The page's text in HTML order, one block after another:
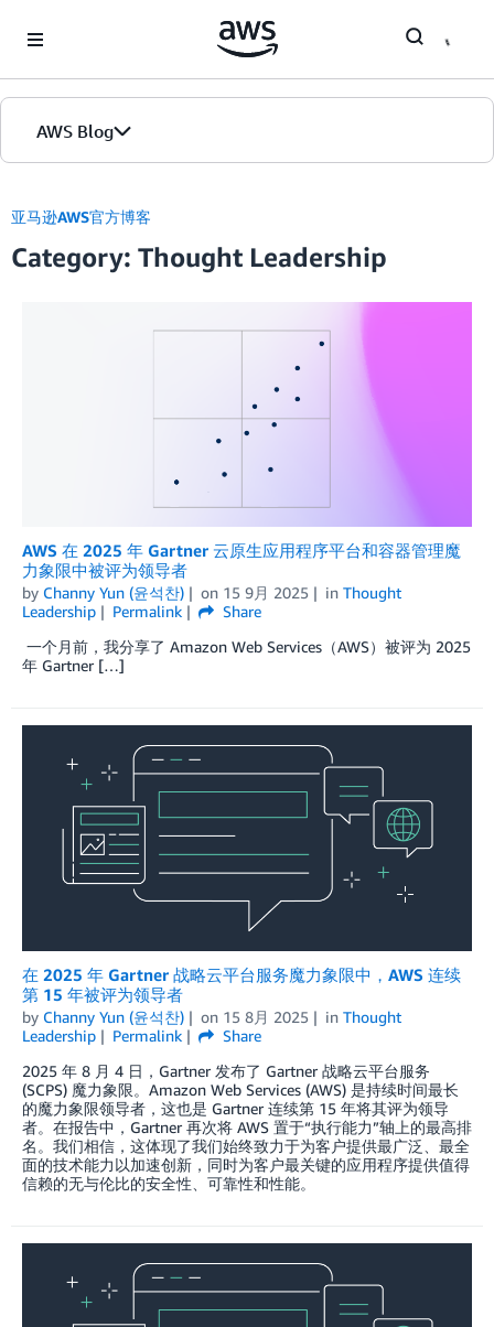
AWS Blog
首页
版本
亚马逊AWS官方博客
Category: Thought Leadership
AWS 在 2025 年 Gartner 云原生应用程序平台和容器管理魔
力象限中被评为领导者
by Channy Yun (윤석찬) on 15 9月 2025 in Thought
Leadership
Permalink
Share
一个月前，我分享了 Amazon Web Services（AWS）被评为 2025
年 Gartner […]
在 2025 年 Gartner 战略云平台服务魔力象限中，AWS 连续
第 15 年被评为领导者
by Channy Yun (윤석찬) on 15 8月 2025 in Thought
Leadership
Permalink
Share
2025 年 8 月 4 日，Gartner 发布了 Gartner 战略云平台服务
(SCPS) 魔力象限。Amazon Web Services (AWS) 是持续时间最长
的魔力象限领导者，这也是 Gartner 连续第 15 年将其评为领导
者。在报告中，Gartner 再次将 AWS 置于“执行能力”轴上的最高排
名。我们相信，这体现了我们始终致力于为客户提供最广泛、最全
面的技术能力以加速创新，同时为客户最关键的应用程序提供值得
信赖的无与伦比的安全性、可靠性和性能。